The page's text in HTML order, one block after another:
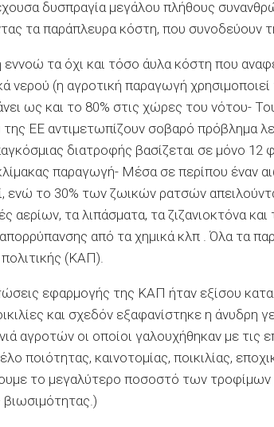
δυσπραγία μεγάλου πλήθους
τα παράπλευρα κόστη, που συνοδεύουν
τα όχι και τόσο άυλα κόστη που
νερού (η αγροτική παραγωγή
ως και το 80% στις χώρες του νότου-
της ΕΕ αντιμετωπίζουν σοβαρό πρόβλημα
διατροφής βασίζεται σε μόνο 12
παραγωγή- Μέσα σε περίπου έναν
ενώ το 30% των ζωικών ρατσών
αερίων, τα λιπάσματα, τα ζιζανιοκτόνα
από τα χημικά κλπ . Όλα τα
(ΚΑΠ).
εφαρμογής της ΚΑΠ ήταν εξίσου
και σχεδόν εξαφανίστηκε η άνυδρη
αγροτών οι οποίοι γαλουχήθηκαν με τις
ποιότητας, καινοτομίας, ποικιλίας,
το μεγαλύτερο ποσοστό των τροφίμων